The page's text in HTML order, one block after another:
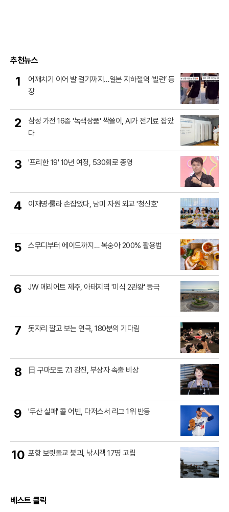
추천뉴스
1
어깨치기 이어 발 걸기까지…일본 지하철역 ‘빌런’ 등
장
2
삼성 가전 16종 '녹색상품' 싹쓸이, AI가 전기료 잡았
다
3 '프리한 19' 10년 여정, 530회로 종영
4 이재명·룰라 손잡았다, 남미 자원 외교 '청신호'
5 스무디부터 에이드까지… 복숭아 200% 활용법
6 JW 메리어트 제주, 아태지역 '미식 2관왕' 등극
7 돗자리 깔고 보는 연극, 180분의 기다림
8 日 구마모토 7.1 강진, 부상자 속출 비상
9 '두산 실패' 콜 어빈, 다저스서 리그 1위 반등
10 포항 보릿돌교 붕괴, 낚시객 17명 고립
베스트 클릭